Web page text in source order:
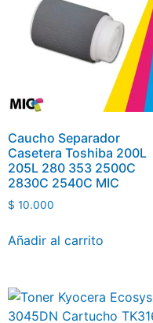
Caucho Separador
Casetera Toshiba 200L
205L 280 353 2500C
2830C 2540C MIC
$ 10.000
Añadir al carrito